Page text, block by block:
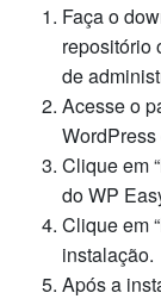
Faça o
repositório
de
Acesse o
WordPress
Clique em
do WP
Clique em
instalação.
Após a